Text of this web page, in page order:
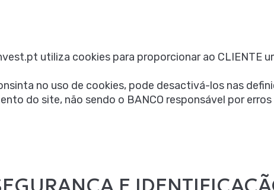
utiliza cookies para proporcionar ao CLIENTE
no uso de cookies, pode desactivá-los nas
do site, não sendo o BANCO responsável por